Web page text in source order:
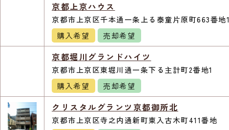
京都上京ハウス
京都市上京区千本通一条上る泰童片原町663番地1
購入希望
売却希望
京都堀川グランドハイツ
京都市上京区東堀川通一条下る主計町2番地1
購入希望
売却希望
クリスタルグランツ京都御所北
京都市上京区寺之内通新町東入古木町411番地